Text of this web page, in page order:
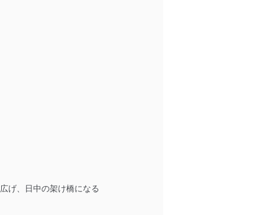
げ、日中の架け橋になる